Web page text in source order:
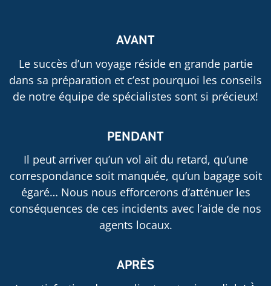
AVANT
Le succès d’un voyage réside en grande partie
dans sa préparation et c’est pourquoi les conseils
de notre équipe de spécialistes sont si précieux!
PENDANT
Il peut arriver qu’un vol ait du retard, qu’une
correspondance soit manquée, qu’un bagage soit
égaré… Nous nous efforcerons d’atténuer les
conséquences de ces incidents avec l’aide de nos
agents locaux.
APRÈS